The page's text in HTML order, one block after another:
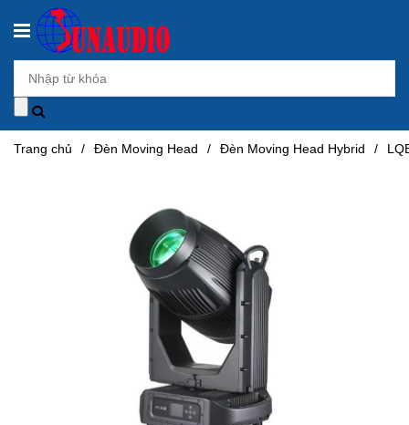
Trang chủ / Đèn Moving Head / Đèn Moving Head Hybrid /